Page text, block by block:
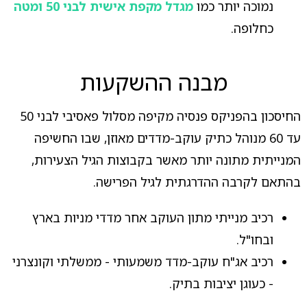
נמוכה יותר כמו מגדל מקפת אישית לבני 50 ומטה
כחלופה.
מבנה ההשקעות
החיסכון בהפניקס פנסיה מקיפה מסלול פאסיבי לבני 50
עד 60 מנוהל כתיק עוקב-מדדים מאוזן, שבו החשיפה
המנייתית מתונה יותר מאשר בקבוצות הגיל הצעירות,
בהתאם לקרבה ההדרגתית לגיל הפרישה.
רכיב מנייתי מתון העוקב אחר מדדי מניות בארץ
ובחו"ל.
רכיב אג"ח עוקב-מדד משמעותי - ממשלתי וקונצרני
- כעוגן יציבות בתיק.